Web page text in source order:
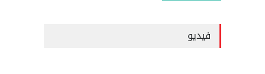
فيديو